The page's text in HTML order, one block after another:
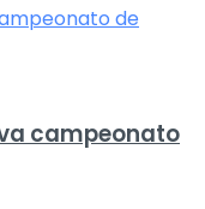
campeonato